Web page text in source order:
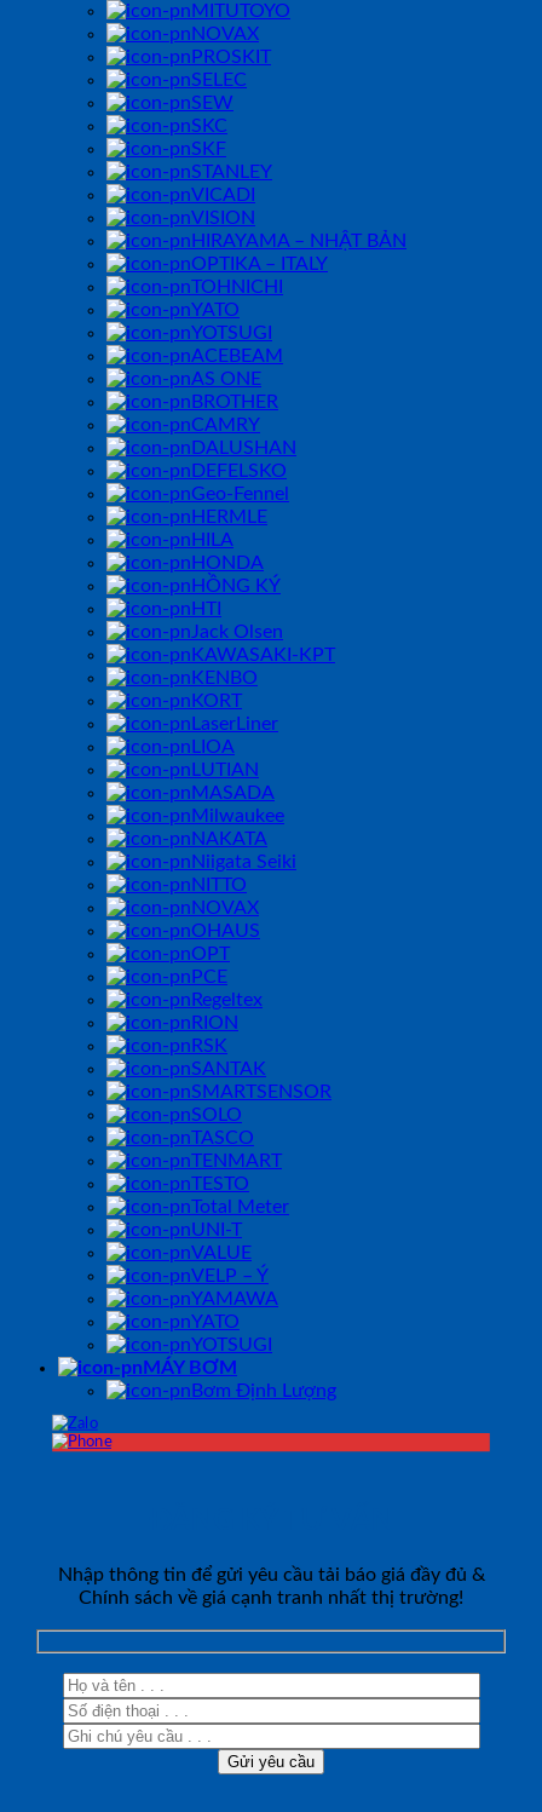
MITUTOYO
NOVAX
PROSKIT
SELEC
SEW
SKC
SKF
STANLEY
VICADI
VISION
HIRAYAMA – NHẬT BẢN
OPTIKA – ITALY
TOHNICHI
YATO
YOTSUGI
ACEBEAM
AS ONE
BROTHER
CAMRY
DALUSHAN
DEFELSKO
Geo-Fennel
HERMLE
HILA
HONDA
HỒNG KÝ
HTI
Jack Olsen
KAWASAKI-KPT
KENBO
KORT
LaserLiner
LIOA
LUTIAN
MASADA
Milwaukee
NAKATA
Niigata Seiki
NITTO
NOVAX
OHAUS
OPT
PCE
Regeltex
RION
RSK
SANTAK
SMARTSENSOR
SOLO
TASCO
TENMART
TESTO
Total Meter
UNI-T
VALUE
VELP – Ý
YAMAWA
YATO
YOTSUGI
MÁY BƠM
Bơm Định Lượng
Nhập thông tin để gửi yêu cầu tải báo giá đầy đủ &
Chính sách về giá cạnh tranh nhất thị trường!